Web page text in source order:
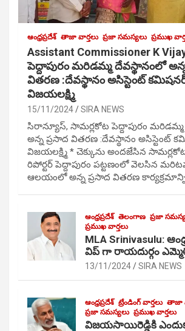
ఆంధ్రప్రదేశ్ తాజా వార్తలు ప్రజా సమస్యలు ప్రముఖ
Assistant Commissioner K
పెద్దాపురం మరిడమ్మ దేవస్థానంలో
వితరణ :దేవస్థానం అసిస్టెంట్
విజయలక్ష్మి
15/11/2024 SIRA NEWS
సిరాన్యూస్, సామర్లకోట పెద్దాపురం
అన్న ప్రసాద వితరణ :దేవస్థానం అసిస్టెంట్
విజయలక్ష్మి * చెక్కును అందజేసిన
రిపోర్టర్ పెద్దాపురం పట్టణంలో వెలసిన
ఆలయంలో అన్న ప్రసాద వితరణ కార్యక్రమాన్ని
ఆంధ్రప్రదేశ్ తెలంగాణ ప్రజా
ప్రముఖ వార్తలు
MLA Srinivasulu:
విప్ గా రాయదుర్గం
13/11/2024 SIRA NEWS
ఆంధ్రప్రదేశ్ ట్రేండింగ్ వార్తలు తాజా
ప్రజా సమస్యలు ప్రముఖ వార్తలు
విజయసాయిరెడ్డికి